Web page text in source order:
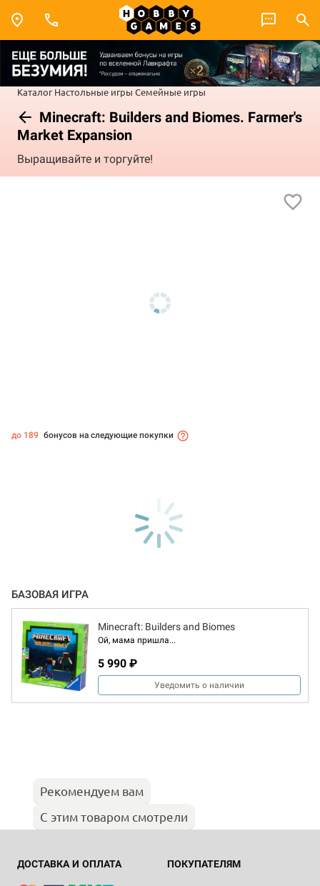
Каталог Настольные игры Семейные игры
Minecraft: Builders and Biomes. Farmer's
Market Expansion
Выращивайте и торгуйте!
до 189 бонусов на следующие покупки
БАЗОВАЯ ИГРА
Minecraft: Builders and Biomes
Ой, мама пришла...
5 990 ₽
Уведомить о наличии
Рекомендуем вам
С этим товаром смотрели
ДОСТАВКА И ОПЛАТА ПОКУПАТЕЛЯМ